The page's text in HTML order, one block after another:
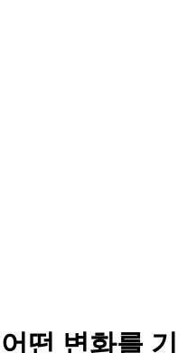
떤 변화를 기